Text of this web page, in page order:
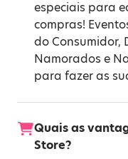
especiais para
compras!
do Consumidor,
Namorados e
para fazer as
Quais as
Store?